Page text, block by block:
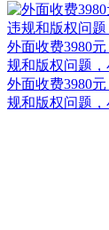
外面收费3980
规和版权问题
外面收费3980
规和版权问题，